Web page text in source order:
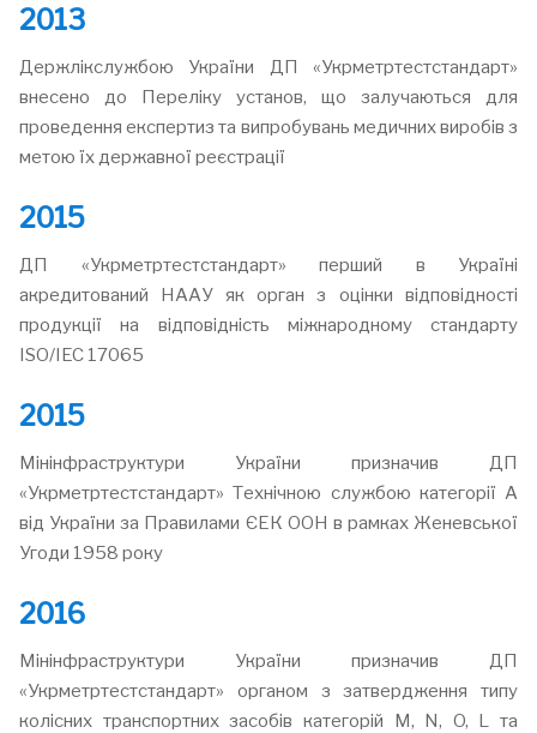
2013
Держлікслужбою України ДП «Укрметртестстандарт»
внесено до Переліку установ, що залучаються для
проведення експертиз та випробувань медичних виробів з
метою їх державної реєстрації
2015
ДП «Укрметртестстандарт» перший в Україні
акредитований НААУ як орган з оцінки відповідності
продукції на відповідність міжнародному стандарту
ISO/IEC 17065
2015
Мінінфраструктури України призначив ДП
«Укрметртестстандарт» Технічною службою категорії А
від України за Правилами ЄЕК ООН в рамках Женевської
Угоди 1958 року
2016
Мінінфраструктури України призначив ДП
«Укрметртестстандарт» органом з затвердження типу
колісних транспортних засобів категорій M, N, O, L та